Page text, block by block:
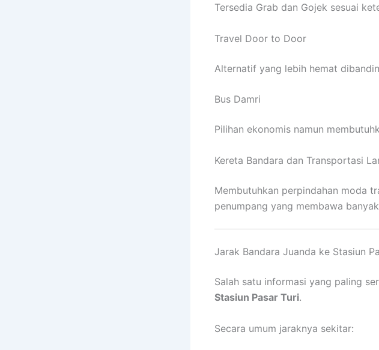
Tersedia Grab dan Gojek sesuai
Travel Door to Door
Alternatif yang lebih hemat
Bus Damri
Pilihan ekonomis namun
Kereta Bandara dan Transportasi
Membutuhkan perpindahan moda
penumpang yang membawa
Jarak Bandara Juanda ke Stasiun
Salah satu informasi yang paling
Stasiun Pasar Turi.
Secara umum jaraknya sekitar: